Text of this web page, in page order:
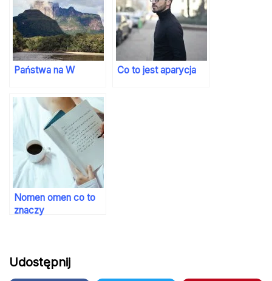
Państwa na W Co to jest aparycja
Nomen omen co to
znaczy
Udostępnij